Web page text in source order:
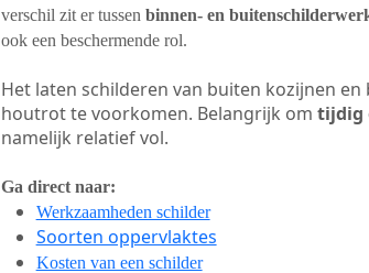
verschil zit er tussen binnen- en
ook een beschermende rol.
Het laten schilderen van buiten kozijnen
houtrot te voorkomen. Belangrijk om tijdig
namelijk relatief vol.
Ga direct naar:
Werkzaamheden schilder
Soorten oppervlaktes
Kosten van een schilder